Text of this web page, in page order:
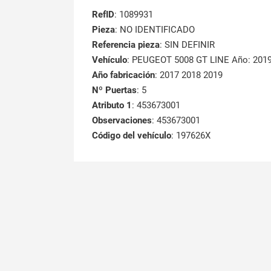
RefID: 1089931
Pieza: NO IDENTIFICADO
Referencia pieza: SIN DEFINIR
Vehículo: PEUGEOT 5008 GT LINE Año:
Año fabricación: 2017 2018 2019
Nº Puertas: 5
Atributo 1 : 453673001
Observaciones: 453673001
Código del vehículo: 197626X